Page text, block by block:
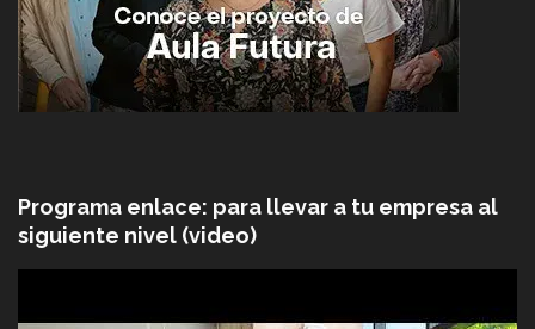
Programa enlace: para llevar a tu empresa al
siguiente nivel (video)